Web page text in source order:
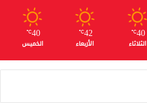
40
℃
الثلاثاء
42
℃
الأربعاء
40
℃
الخميس